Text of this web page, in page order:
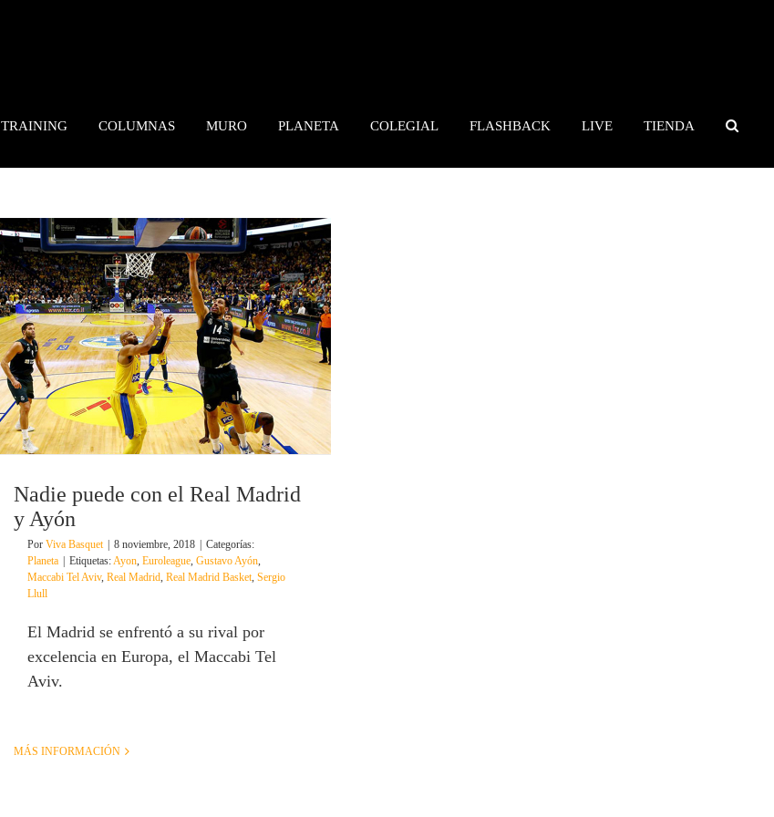
TRAINING COLUMNAS MURO PLANETA COLEGIAL FLASHBACK LIVE TIENDA
Nadie puede con el Real Madrid
y Ayón
Por Viva Basquet 8 noviembre, 2018
Categorías:
Planeta
Etiquetas:Ayon, Euroleague, Gustavo Ayón,
Maccabi Tel Aviv, Real Madrid, Real Madrid Basket, Sergio
Llull
El Madrid se enfrentó a su rival por
excelencia en Europa, el Maccabi Tel
Aviv.
MÁS INFORMACIÓN